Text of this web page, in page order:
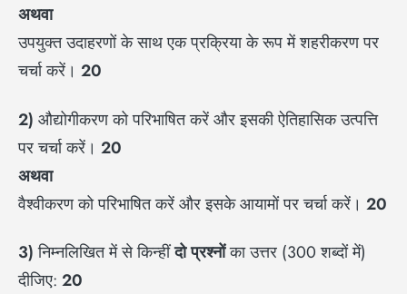
अथवा
उपयुक्त उदाहरणों के साथ एक प्रक्रिया के रूप में शहरीकरण पर
चर्चा करें। 20
2) औद्योगीकरण को परिभाषित करें और इसकी ऐतिहासिक उत्पत्ति
पर चर्चा करें। 20
अथवा
वैश्वीकरण को परिभाषित करें और इसके आयामों पर चर्चा करें। 20
3)निम्नलिखित में से किन्हींदो प्रश्नोंका उत्तर (300 शब्दों में)
दीजिए: 20